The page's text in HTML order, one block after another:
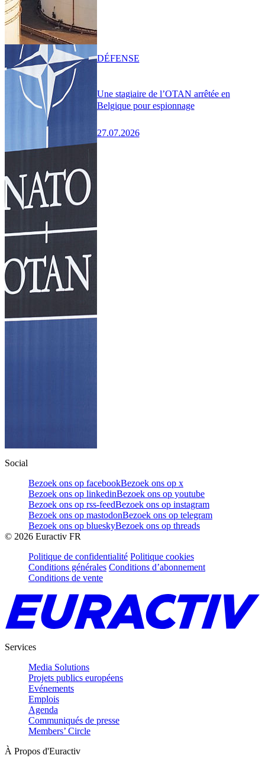
Une stagiaire de l’OTAN arrêtée en
Belgique pour espionnage
27.07.2026
DÉFENSE
Social
Bezoek ons op facebookBezoek ons op x
Bezoek ons op linkedinBezoek ons op youtube
Bezoek ons op rss-feedBezoek ons op instagram
Bezoek ons op mastodonBezoek ons op telegram
Bezoek ons op blueskyBezoek ons op threads
© 2026 Euractiv FR
Politique de confidentialité Politique cookies
Conditions générales Conditions d’abonnement
Conditions de vente
Services
Media Solutions
Projets publics européens
Evénements
Emplois
Agenda
Communiqués de presse
Members’ Circle
À Propos d'Euractiv